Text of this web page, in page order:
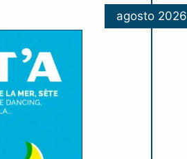
agosto 2026